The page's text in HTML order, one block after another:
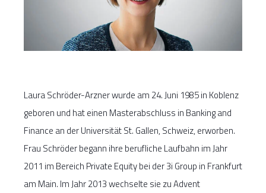
Laura Schröder-Arzner wurde am 24. Juni 1985 in Koblenz
geboren und hat einen Masterabschluss in Banking and
Finance an der Universität St. Gallen, Schweiz, erworben.
Frau Schröder begann ihre berufliche Laufbahn im Jahr
2011 im Bereich Private Equity bei der 3i Group in Frankfurt
am Main. Im Jahr 2013 wechselte sie zu Advent